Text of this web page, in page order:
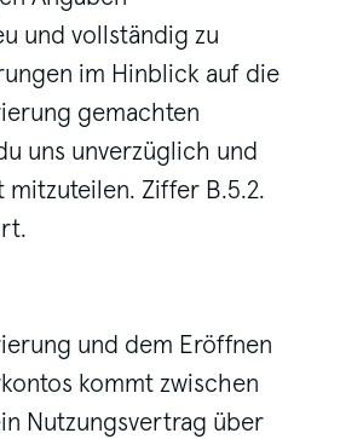
und vollständig zu
im Hinblick auf die
gemachten
uns unverzüglich und
Ziffer B.5.2.
und dem Eröffnen
kommt zwischen
Nutzungsvertrag über